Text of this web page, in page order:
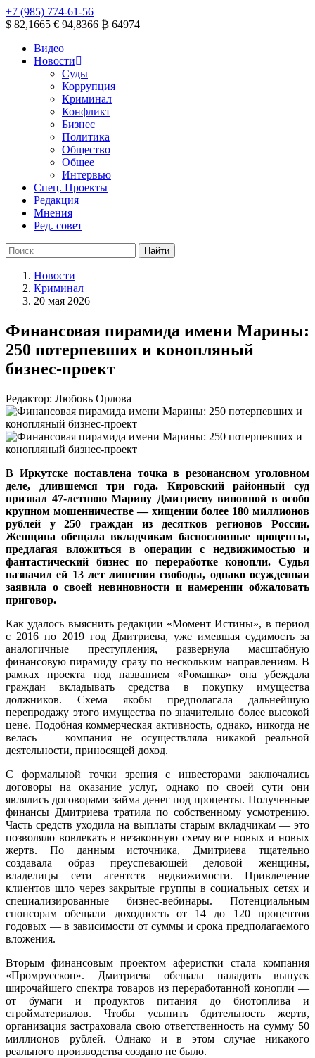
+7 (985) 774-61-56
$ 82,1665 € 94,8366 ₿ 64974
Видео
Новости
Суды
Коррупция
Криминал
Конфликт
Бизнес
Политика
Общество
Общее
Интервью
Спец. Проекты
Редакция
Мнения
Ред. совет
Новости
Криминал
20 мая 2026
Финансовая пирамида имени Марины:
250 потерпевших и конопляный
бизнес-проект
Редактор: Любовь Орлова
В Иркутске поставлена точка в резонансном уголовном
деле, длившемся три года. Кировский районный суд
признал 47-летнюю Марину Дмитриеву виновной в особо
крупном мошенничестве — хищении более 180 миллионов
рублей у 250 граждан из десятков регионов России.
Женщина обещала вкладчикам баснословные проценты,
предлагая вложиться в операции с недвижимостью и
фантастический бизнес по переработке конопли. Судья
назначил ей 13 лет лишения свободы, однако осужденная
заявила о своей невиновности и намерении обжаловать
приговор.
Как удалось выяснить редакции «Момент Истины», в период
с 2016 по 2019 год Дмитриева, уже имевшая судимость за
аналогичные преступления, развернула масштабную
финансовую пирамиду сразу по нескольким направлениям. В
рамках проекта под названием «Ромашка» она убеждала
граждан вкладывать средства в покупку имущества
должников. Схема якобы предполагала дальнейшую
перепродажу этого имущества по значительно более высокой
цене. Подобная коммерческая активность, однако, никогда не
велась — компания не осуществляла никакой реальной
деятельности, приносящей доход.
С формальной точки зрения с инвесторами заключались
договоры на оказание услуг, однако по своей сути они
являлись договорами займа денег под проценты. Полученные
финансы Дмитриева тратила по собственному усмотрению.
Часть средств уходила на выплаты старым вкладчикам — это
позволяло вовлекать в незаконную схему все новых и новых
жертв. По данным источника, Дмитриева тщательно
создавала образ преуспевающей деловой женщины,
владелицы сети агентств недвижимости. Привлечение
клиентов шло через закрытые группы в социальных сетях и
специализированные бизнес-вебинары. Потенциальным
спонсорам обещали доходность от 14 до 120 процентов
годовых — в зависимости от суммы и срока предполагаемого
вложения.
Вторым финансовым проектом аферистки стала компания
«Промрусскон». Дмитриева обещала наладить выпуск
широчайшего спектра товаров из переработанной конопли —
от бумаги и продуктов питания до биотоплива и
стройматериалов. Чтобы усыпить бдительность жертв,
организация застраховала свою ответственность на сумму 50
миллионов рублей. Однако и в этом случае никакого
реального производства создано не было.